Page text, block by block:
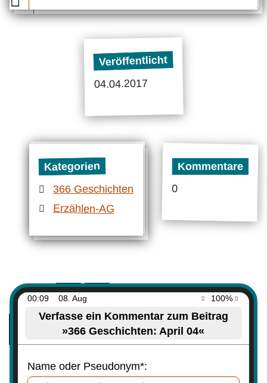
Veröffentlicht
04.04.2017
Kategorien
366 Geschichten
Erzählen-AG
Kommentare
0
00:09 08. Aug 100%
Verfasse ein Kommentar zum Beitrag
»366 Geschichten: April 04«
Name oder Pseudonym*: